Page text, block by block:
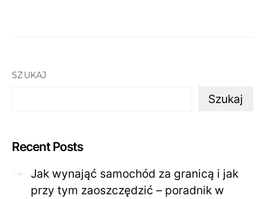
SZUKAJ
Szukaj
Recent Posts
Jak wynająć samochód za granicą i jak
przy tym zaoszczędzić – poradnik w